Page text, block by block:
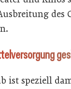
des
ist speziell